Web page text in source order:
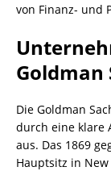
von Finanz- und
Goldman
Die Goldman
durch eine klare
aus. Das 1869
Hauptsitz in